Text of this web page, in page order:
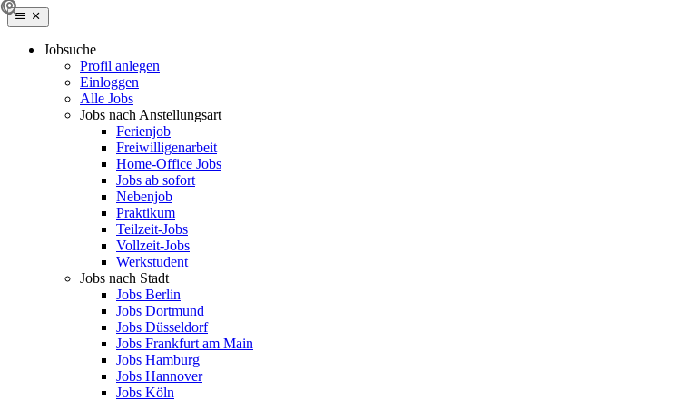
Jobsuche
Profil anlegen
Einloggen
Alle Jobs
Jobs nach Anstellungsart
Ferienjob
Freiwilligenarbeit
Home-Office Jobs
Jobs ab sofort
Nebenjob
Praktikum
Teilzeit-Jobs
Vollzeit-Jobs
Werkstudent
Jobs nach Stadt
Jobs Berlin
Jobs Dortmund
Jobs Düsseldorf
Jobs Frankfurt am Main
Jobs Hamburg
Jobs Hannover
Jobs Köln